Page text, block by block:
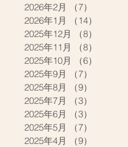
2026年2月
（7）
2026年1月
（14）
2025年12月
（8）
2025年11月
（8）
2025年10月
（6）
2025年9月
（7）
2025年8月
（9）
2025年7月
（3）
2025年6月
（3）
2025年5月
（7）
2025年4月
（9）